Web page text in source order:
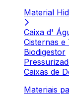
Material
Caixa d'
Cisternas e
Biodigestor
Caixas de
Materiais